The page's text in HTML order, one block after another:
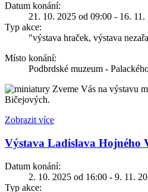
Datum konání:
21. 10. 2025 od 09:00 - 16.
Typ akce:
"výstava hraček, výstava
Místo konání:
Podbrdské muzeum -
Zveme Vás na výstavu
Bičejových.
Zobrazit více
Výstava Ladislava Hojného
Datum konání:
2. 10. 2025 od 16:00 - 9. 11.
Typ akce: